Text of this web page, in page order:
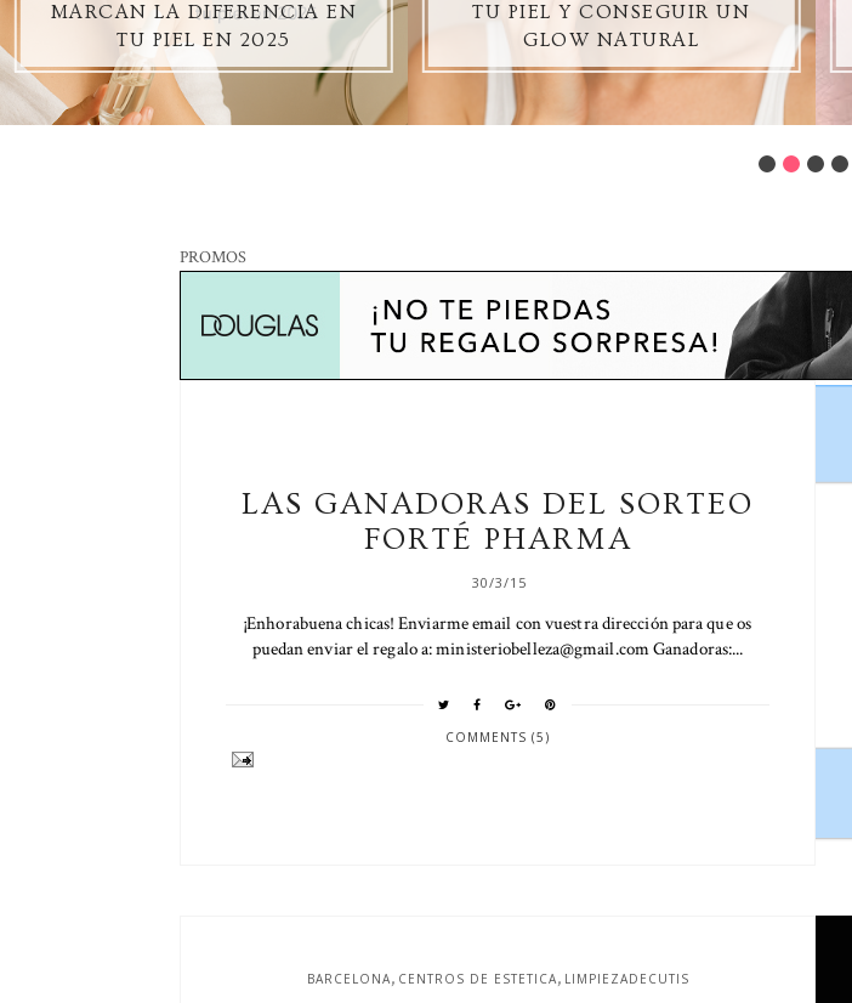
MARCAN LA DIFERENCIA EN
TU PIEL EN 2025
TU PIEL Y CONSEGUIR UN
GLOW NATURAL
PROMOS
LAS GANADORAS DEL SORTEO
FORTÉ PHARMA
30/3/15
¡Enhorabuena chicas! Enviarme email con vuestra dirección para que os
puedan enviar el regalo a: ministeriobelleza@gmail.com Ganadoras:...
COMMENTS (5)
BARCELONA, CENTROS DE ESTETICA, LIMPIEZADECUTIS